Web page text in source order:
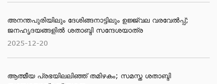
അനന്തപുരിയിലും ദേശിങ്ങനാട്ടിലും ഉജ്ജ്വല വരവേൽപ്പ്;
ജനഹൃദയങ്ങളിൽ ശതാബ്ദി സന്ദേശയാത്ര
2025-12-20
ആത്മീയ പ്രഭയിലലിഞ്ഞ് തമിഴകം; സമസ്ത ശതാബ്ദി